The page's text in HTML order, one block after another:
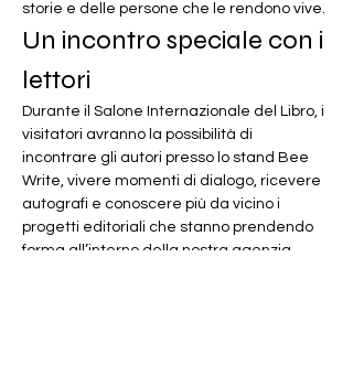
storie e delle persone che le rendono vive.
Un incontro speciale con i
lettori
Durante il Salone Internazionale del Libro, i
visitatori avranno la possibilità di
incontrare gli autori presso lo stand Bee
Write, vivere momenti di dialogo, ricevere
autografi e conoscere più da vicino i
progetti editoriali che stanno prendendo
forma all’interno della nostra agenzia.